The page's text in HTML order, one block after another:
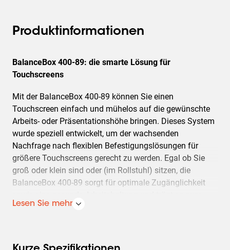
Produktinformationen
BalanceBox 400-89: die smarte Lösung für
Touchscreens
Mit der BalanceBox 400-89 können Sie einen
Touchscreen einfach und mühelos auf die gewünschte
Arbeits- oder Präsentationshöhe bringen. Dieses System
wurde speziell entwickelt, um der wachsenden
Nachfrage nach flexiblen Befestigungslösungen für
größere Touchscreens gerecht zu werden. Egal ob Sie
groß oder klein sind oder (im Rollstuhl) sitzen, die
BalanceBox 400-89 sorgt für optimale Zugänglichkeit
perfekten Präsentationserlebnis bei.
Lesen Sie mehr